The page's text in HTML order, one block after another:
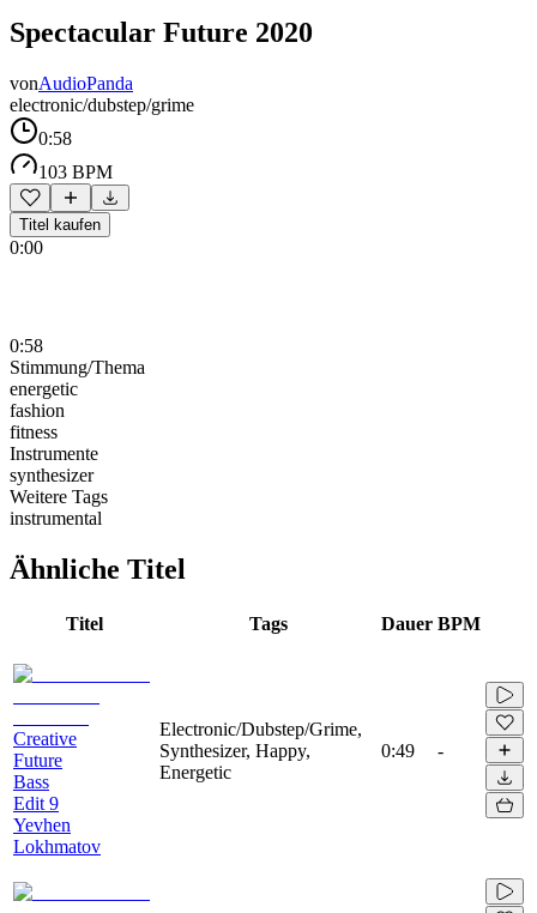
Spectacular Future 2020
vonAudioPanda
electronic/dubstep/grime
0:58
103 BPM
Titel kaufen
0:00
0:58
Stimmung/Thema
energetic
fashion
fitness
Instrumente
synthesizer
Weitere Tags
instrumental
Ähnliche Titel
Titel Tags Dauer BPM
Creative
Future
Bass
Edit 9
Yevhen
Lokhmatov
Electronic/Dubstep/Grime,
Synthesizer, Happy,
Energetic
0:49 -